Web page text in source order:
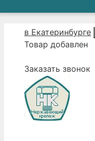
Перейтив Екатеринбурге
Товар добавлен
Заказать звонок